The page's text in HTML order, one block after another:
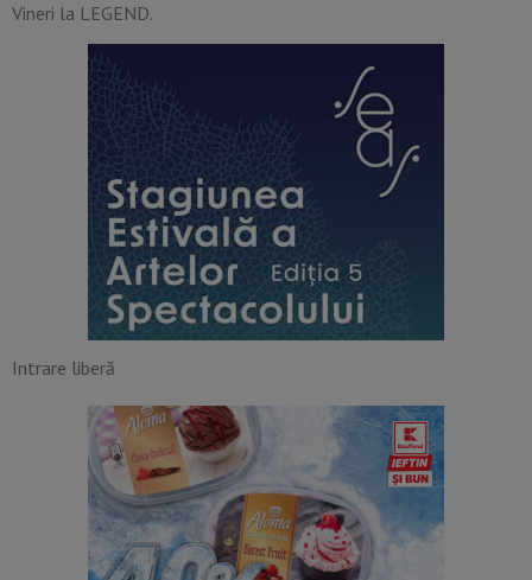
Vineri la LEGEND.
Intrare liberă